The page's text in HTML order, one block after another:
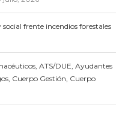
frente incendios forestales
ATS/DUE, Ayudantes
Cuerpo Gestión, Cuerpo